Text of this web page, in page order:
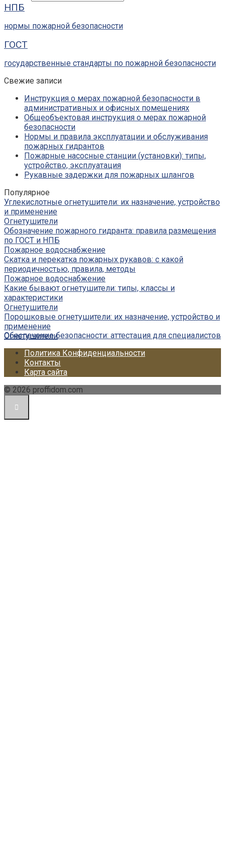
НПБ
нормы пожарной безопасности
ГОСТ
государственные стандарты по пожарной безопасности
Свежие записи
Инструкция о мерах пожарной безопасности в
административных и офисных помещениях
Общеобъектовая инструкция о мерах пожарной
безопасности
Нормы и правила эксплуатации и обслуживания
пожарных гидрантов
Пожарные насосные станции (установки): типы,
устройство, эксплуатация
Рукавные задержки для пожарных шлангов
Популярное
Углекислотные огнетушители: их назначение, устройство
и применение
Огнетушители
Обозначение пожарного гидранта: правила размещения
по ГОСТ и НПБ
Пожарное водоснабжение
Скатка и перекатка пожарных рукавов: с какой
периодичностью, правила, методы
Пожарное водоснабжение
Какие бывают огнетушители: типы, классы и
характеристики
Огнетушители
Порошковые огнетушители: их назначение, устройство и
применение
Огнетушители
Обеспечение безопасности: аттестация для специалистов
Политика Конфиденциальности
Контакты
Карта сайта
© 2026 proffidom.com